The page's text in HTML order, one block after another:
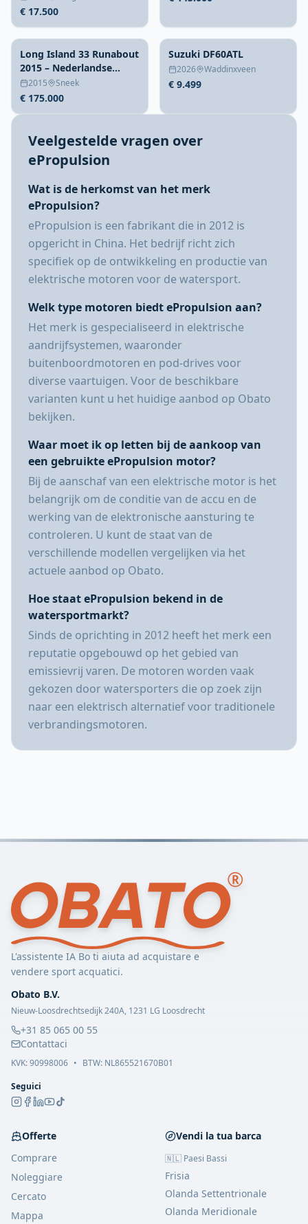
€ 17.500
Long Island 33 Runabout
2015 – Nederlandse
composiet sportcruiser
2015 Sneek
€ 175.000
Suzuki DF60ATL
2026 Waddinxveen
€ 9.499
Veelgestelde vragen over
ePropulsion
Wat is de herkomst van het merk
ePropulsion?
ePropulsion is een fabrikant die in 2012 is
opgericht in China. Het bedrijf richt zich
specifiek op de ontwikkeling en productie van
elektrische motoren voor de watersport.
Welk type motoren biedt ePropulsion aan?
Het merk is gespecialiseerd in elektrische
aandrijfsystemen, waaronder
buitenboordmotoren en pod-drives voor
diverse vaartuigen. Voor de beschikbare
varianten kunt u het huidige aanbod op Obato
bekijken.
Waar moet ik op letten bij de aankoop van
een gebruikte ePropulsion motor?
Bij de aanschaf van een elektrische motor is het
belangrijk om de conditie van de accu en de
werking van de elektronische aansturing te
controleren. U kunt de staat van de
verschillende modellen vergelijken via het
actuele aanbod op Obato.
Hoe staat ePropulsion bekend in de
watersportmarkt?
Sinds de oprichting in 2012 heeft het merk een
reputatie opgebouwd op het gebied van
emissievrij varen. De motoren worden vaak
gekozen door watersporters die op zoek zijn
naar een elektrisch alternatief voor traditionele
verbrandingsmotoren.
L'assistente IA Bo ti aiuta ad acquistare e
vendere sport acquatici.
Obato B.V.
Nieuw-Loosdrechtsedijk 240A, 1231 LG Loosdrecht
+31 85 065 00 55
Contattaci
KVK:90998006 • BTW: NL865521670B01
Seguici
Offerte
Comprare
Noleggiare
Cercato
Mappa
Vendi la tua barca
🇳🇱 Paesi Bassi
Frisia
Olanda Settentrionale
Olanda Meridionale